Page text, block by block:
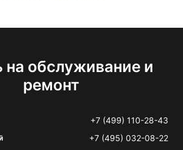
на обслуживание и
ремонт
+7 (499) 110-28-43
+7 (495) 032-08-22